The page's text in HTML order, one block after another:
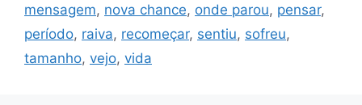
mensagem, nova chance, onde parou, pensar,
período, raiva, recomeçar, sentiu, sofreu,
tamanho, vejo, vida